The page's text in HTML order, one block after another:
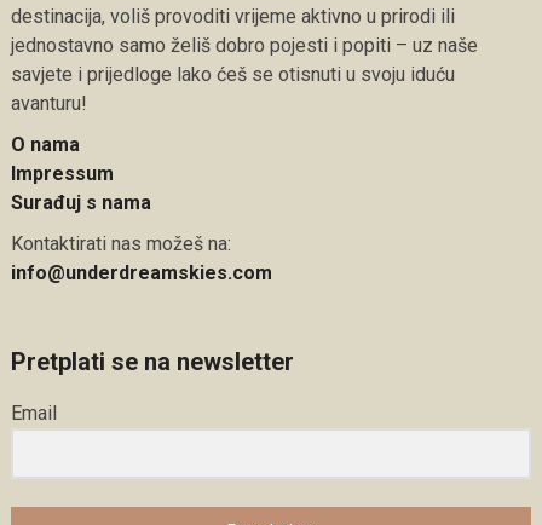
destinacija, voliš provoditi vrijeme aktivno u prirodi ili
jednostavno samo želiš dobro pojesti i popiti – uz naše
savjete i prijedloge lako ćeš se otisnuti u svoju iduću
avanturu!
O nama
Impressum
Surađuj s nama
Kontaktirati nas možeš na:
info@underdreamskies.com
Pretplati se na newsletter
Email